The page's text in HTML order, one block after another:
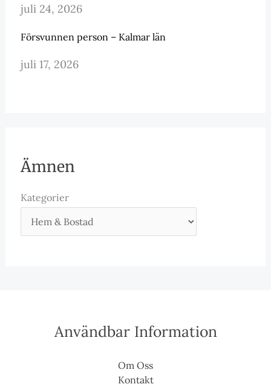
juli 24, 2026
Försvunnen person – Kalmar län
juli 17, 2026
Ämnen
Kategorier
Användbar Information
Om Oss
Kontakt